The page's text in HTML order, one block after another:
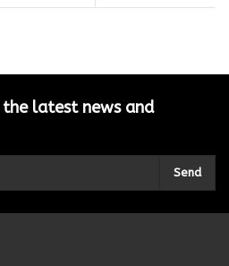
latest news and
Send